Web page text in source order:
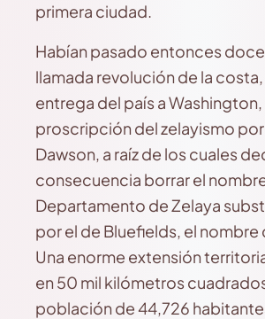
primera ciudad.
Habían pasado entonces
llamada revolución de la costa,
entrega del país a Washington,
proscripción del zelayismo
Dawson, a raíz de los cuales
consecuencia borrar el
Departamento de Zelaya
por el de Bluefields, el nombre
Una enorme extensión
en 50 mil kilómetros
población de 44,726